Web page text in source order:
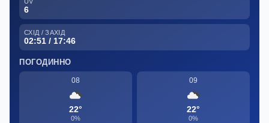
UV
6
СХІД / ЗАХІД
02:51 / 17:46
ПОГОДИННО
08
22°
0%
09
22°
0%